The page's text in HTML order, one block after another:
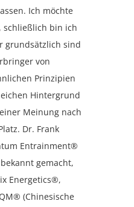
Ich möchte
schließlich bin ich
grundsätzlich sind
von
Prinzipien
Hintergrund
Meinung nach
Dr. Frank
Entrainment®
gemacht,
Energetics®,
(Chinesische